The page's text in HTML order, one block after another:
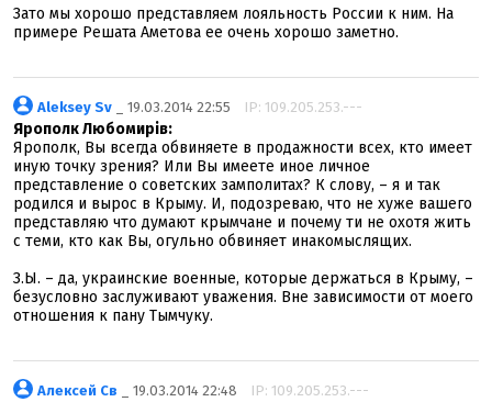
Зато мы хорошо представляем лояльность России к ним. На
примере Решата Аметова ее очень хорошо заметно.
Aleksey Sv _ 19.03.2014 22:55 IP: 109.205.253.---
Ярополк Любомирів:
Ярополк, Вы всегда обвиняете в продажности всех, кто имеет
иную точку зрения? Или Вы имеете иное личное
представление о советских замполитах? К слову, – я и так
родился и вырос в Крыму. И, подозреваю, что не хуже вашего
представляю что думают крымчане и почему ти не охотя жить
с теми, кто как Вы, огульно обвиняет инакомыслящих.
З.Ы. – да, украинские военные, которые держаться в Крыму, –
безусловно заслуживают уважения. Вне зависимости от моего
отношения к пану Тымчуку.
Алексей Св _ 19.03.2014 22:48 IP: 109.205.253.---